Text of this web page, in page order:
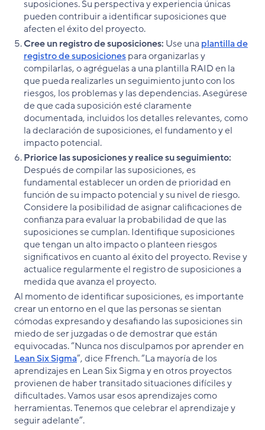
suposiciones. Su perspectiva y experiencia únicas
pueden contribuir a identificar suposiciones que
afecten el éxito del proyecto.
Cree un registro de suposiciones: Use una plantilla de
registro de suposicionespara organizarlas y
compilarlas, o agréguelas a una plantilla RAID en la
que pueda realizarles un seguimiento junto con los
riesgos, los problemas y las dependencias. Asegúrese
de que cada suposición esté claramente
documentada, incluidos los detalles relevantes, como
la declaración de suposiciones, el fundamento y el
impacto potencial.
Priorice las suposiciones y realice su seguimiento:
Después de compilar las suposiciones, es
fundamental establecer un orden de prioridad en
función de su impacto potencial y su nivel de riesgo.
Considere la posibilidad de asignar calificaciones de
confianza para evaluar la probabilidad de que las
suposiciones se cumplan. Identifique suposiciones
que tengan un alto impacto o planteen riesgos
significativos en cuanto al éxito del proyecto. Revise y
actualice regularmente el registro de suposiciones a
medida que avanza el proyecto.
Al momento de identificar suposiciones, es importante
crear un entorno en el que las personas se sientan
cómodas expresando y desafiando las suposiciones sin
miedo de ser juzgadas o de demostrar que están
equivocadas. “Nunca nos disculpamos por aprender en
Lean Six Sigma”, dice Ffrench. “La mayoría de los
aprendizajes en Lean Six Sigma y en otros proyectos
provienen de haber transitado situaciones difíciles y
dificultades. Vamos usar esos aprendizajes como
herramientas. Tenemos que celebrar el aprendizaje y
seguir adelante”.